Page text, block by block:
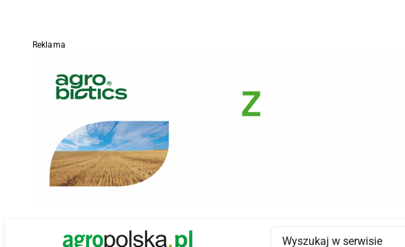
Reklama
Main Logo